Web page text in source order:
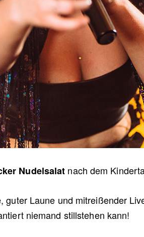
Nudelsalat nach dem
guter Laune und mitreißender
niemand stillstehen kann!